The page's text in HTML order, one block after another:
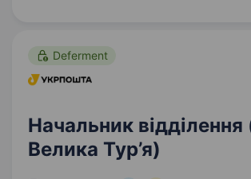
Deferment
Начальник відділення
Велика Тур’я)